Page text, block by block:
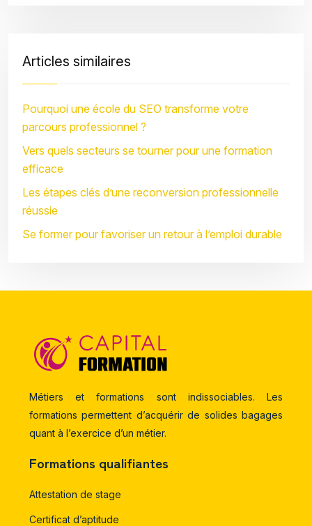
Articles similaires
Pourquoi une école du SEO transforme votre
parcours professionnel ?
Vers quels secteurs se tourner pour une formation
efficace
Les étapes clés d’une reconversion professionnelle
réussie
Se former pour favoriser un retour à l’emploi durable
Métiers et formations sont indissociables. Les
formations permettent d’acquérir de solides bagages
quant à l’exercice d’un métier.
Formations qualifiantes
Attestation de stage
Certificat d’aptitude